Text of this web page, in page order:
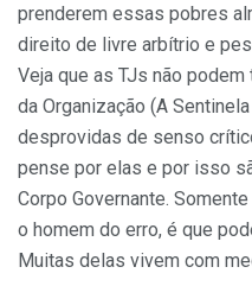
prenderem essas pobres
direito de livre arbítrio e
Veja que as TJs não
da Organização (A
desprovidas de senso
pense por elas e por isso
Corpo Governante.
o homem do erro, é que
Muitas delas vivem com